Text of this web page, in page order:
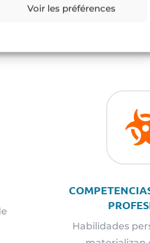
Voir les préférences
ÉXITO
Habilidades